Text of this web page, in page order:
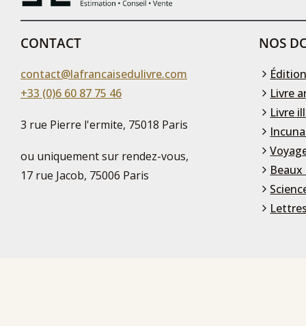
CONTACT
contact@lafrancaisedulivre.com
+33 (0)6 60 87 75 46
3 rue Pierre l'ermite, 75018 Paris
ou uniquement sur rendez-vous,
17 rue Jacob, 75006 Paris
NOS
Livre
Livre